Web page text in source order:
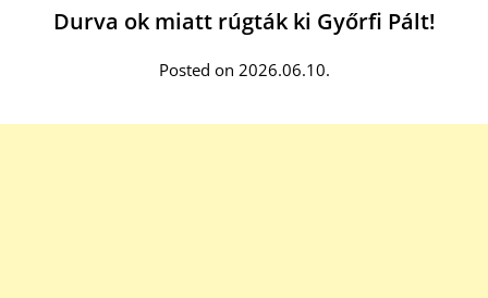
Durva ok miatt rúgták ki Győrfi Pált!
Posted on 2026.06.10.